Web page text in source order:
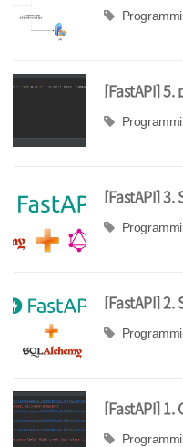
OAuth2 인증
[FastAPI] 5.
기
[FastAPI] 3.
GraphQL 서
[FastAPI] 2.
CRUD API 만
[FastAPI] 1.
API 만들고